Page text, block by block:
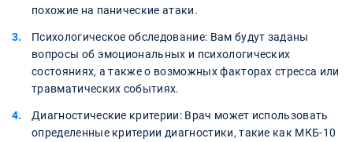
похожие на панические атаки.
Психологическое обследование: Вам будут заданы
вопросы об эмоциональных и психологических
состояниях, а также о возможных факторах стресса или
травматических событиях.
Диагностические критерии: Врач может использовать
определенные критерии диагностики, такие как МКБ-10